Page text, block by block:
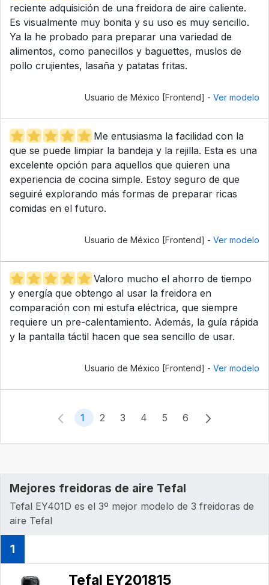
reciente adquisición de una freidora de aire caliente.
Es visualmente muy bonita y su uso es muy sencillo.
Ya la he probado para preparar una variedad de
alimentos, como panecillos y baguettes, muslos de
pollo crujientes, lasaña y patatas fritas.
Usuario de México [Frontend] - Ver modelo
Me entusiasma la facilidad con la
que se puede limpiar la bandeja y la rejilla. Esta es una
excelente opción para aquellos que quieren una
experiencia de cocina simple. Estoy seguro de que
seguiré explorando más formas de preparar ricas
comidas en el futuro.
Usuario de México [Frontend] - Ver modelo
Valoro mucho el ahorro de tiempo
y energía que obtengo al usar la freidora en
comparación con mi estufa eléctrica, que siempre
requiere un pre-calentamiento. Además, la guía rápida
y la pantalla táctil hacen que sea sencillo de usar.
Usuario de México [Frontend] - Ver modelo
1 2 3 4 5 6
Mejores freidoras de aire Tefal
Tefal EY401D es el 3º mejor modelo de 3 freidoras de
aire Tefal
1
Tefal EY201815